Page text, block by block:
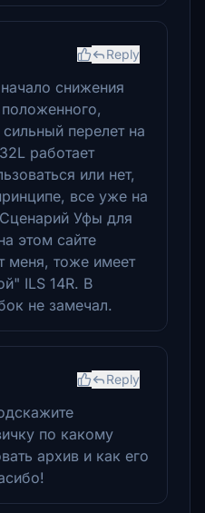
Reply
снижения
сильный перелет на
работает
или нет,
все уже на
Уфы для
этом сайте
меня, тоже имеет
ILS 14R. В
не замечал.
Reply
по какому
архив и как его